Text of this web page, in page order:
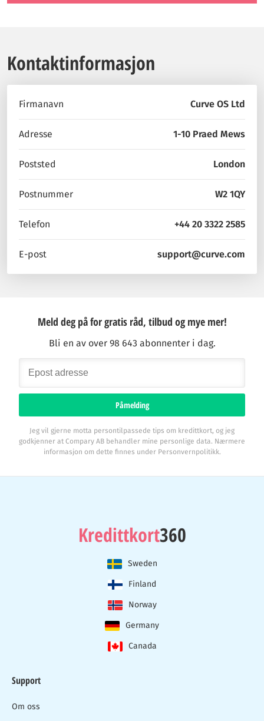
Kontaktinformasjon
Firmanavn Curve OS Ltd
Adresse 1-10 Praed Mews
Poststed London
Postnummer W2 1QY
Telefon +44 20 3322 2585
E-post support@curve.com
Meld deg på for gratis råd, tilbud og mye mer!
Bli en av over 98 643 abonnenter i dag.
Påmelding
Jeg vil gjerne motta persontilpassede tips om kredittkort, og jeg
godkjenner at Compary AB behandler mine personlige data. Nærmere
informasjon om dette finnes under Personvernpolitikk.
Kredittkort360
Sweden
Finland
Norway
Germany
Canada
Support
Om oss